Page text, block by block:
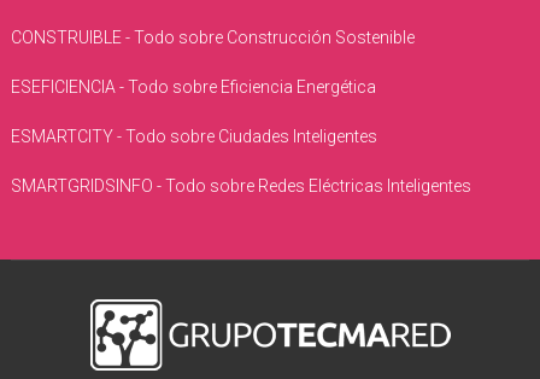
CONSTRUIBLE - Todo sobre Construcción Sostenible
ESEFICIENCIA - Todo sobre Eficiencia Energética
ESMARTCITY - Todo sobre Ciudades Inteligentes
SMARTGRIDSINFO - Todo sobre Redes Eléctricas Inteligentes